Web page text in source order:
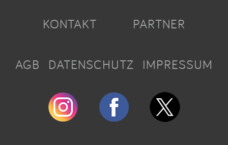
KONTAKT PARTNER
AGB DATENSCHUTZ IMPRESSUM